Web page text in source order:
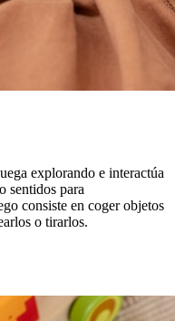
explorando e interactúa
sentidos para
consiste en coger objetos
o tirarlos.